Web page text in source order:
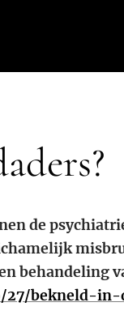
de
behandeling
bekneld-in-